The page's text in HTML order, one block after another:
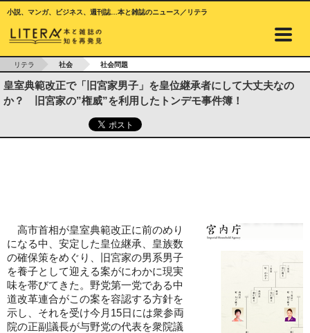
小説、マンガ、ビジネス、週刊誌…本と雑誌のニュース／リテラ
リテラ 社会 社会問題
皇室典範改正で「旧宮家男子」を皇位継承者にして大丈夫なの
か？ 旧宮家の”権威”を利用したトンデモ事件簿！
高市首相が皇室典範改正に前のめり
になる中、安定した皇位継承、皇族数
の確保策をめぐり、旧宮家の男系男子
を養子として迎える案がにわかに現実
味を帯びてきた。野党第一党である中
道改革連合がこの案を容認する方針を
示し、それを受け今月15日には衆参両
院の正副議長が与野党の代表を衆院議